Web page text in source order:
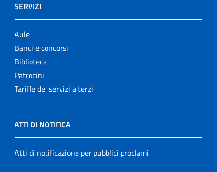
SERVIZI
Aule
Bandi e concorsi
Biblioteca
Patrocini
Tariffe dei servizi a terzi
ATTI DI NOTIFICA
Atti di notificazione per pubblici proclami